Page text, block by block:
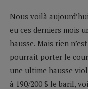
Nous voilà
eu ces derniers mois
hausse. Mais rien
pourrait porter le
une ultime hausse
à 190/200 $ le baril,